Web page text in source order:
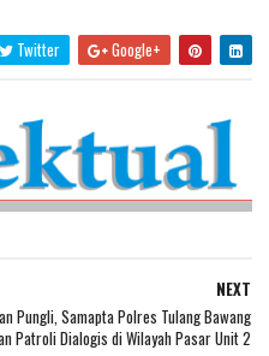
Twitter Google+
NEXT
Pungli, Samapta Polres Tulang Bawang
Patroli Dialogis di Wilayah Pasar Unit 2